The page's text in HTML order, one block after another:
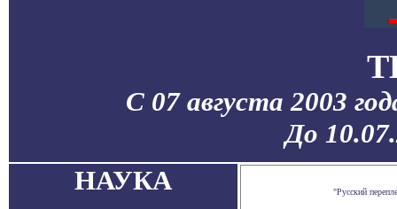
С 07 августа 2003
До
НАУКА
"Русский